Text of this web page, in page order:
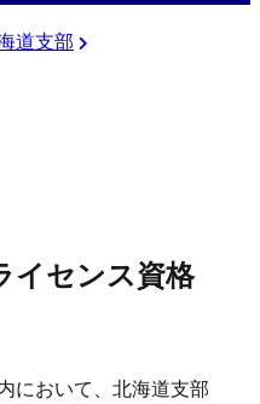
道支部
イセンス資格
において、北海道支部